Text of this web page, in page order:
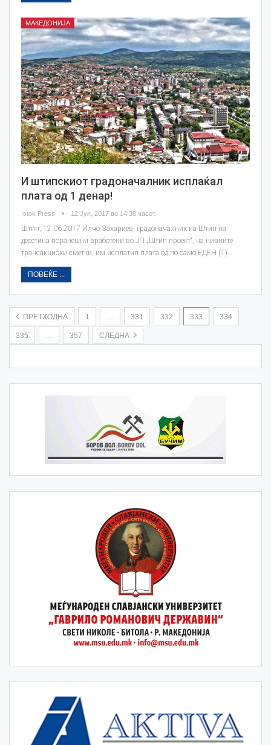
МАКЕДОНИЈА
И штипскиот градоначалник исплаќал
плата од 1 денар!
Istok Press 12 Јун, 2017 во 14:38 часот.
Штип, 12.06.2017 Илчо Захариев, градоначалник на Штип на
десетина поранешни вработени во ЈП „Штип проект“, на нивните
трансакциски сметки, им исплатил плата од по само ЕДЕН (1)…
ПОВЕЌЕ ...
ПРЕТХОДНА 1 … 331 332 333 334
335 … 357 СЛЕДНА